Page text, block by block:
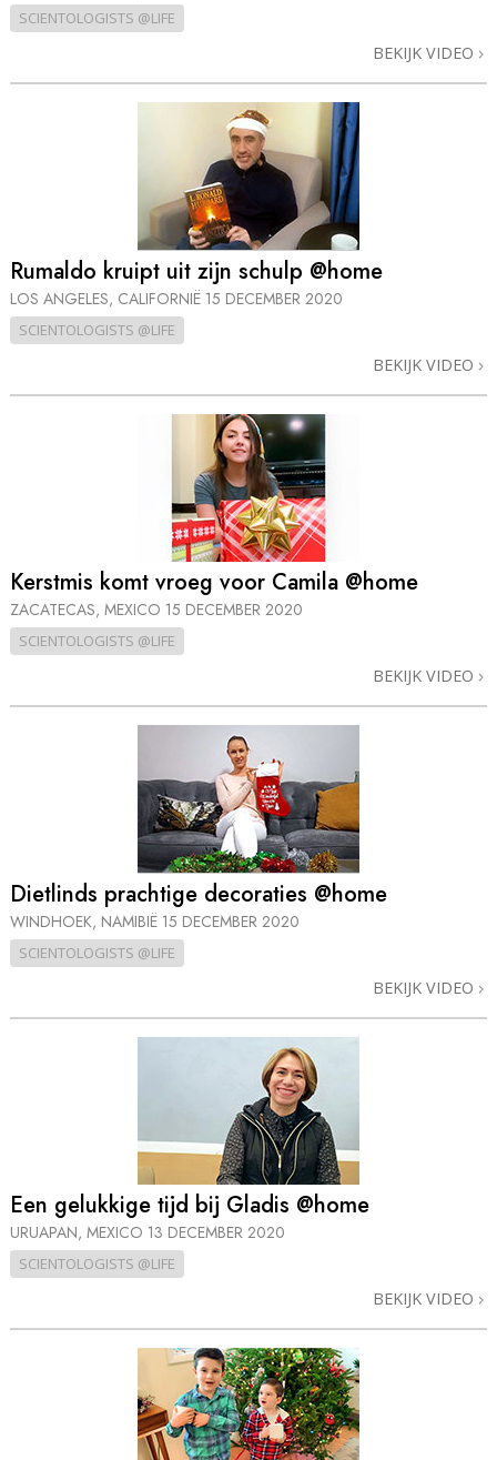
SCIENTOLOGISTS @LIFE
BEKIJK VIDEO
Rumaldo kruipt uit zijn schulp @home
LOS ANGELES, CALIFORNIË 15 DECEMBER 2020
SCIENTOLOGISTS @LIFE
BEKIJK VIDEO
Kerstmis komt vroeg voor Camila @home
ZACATECAS, MEXICO 15 DECEMBER 2020
SCIENTOLOGISTS @LIFE
BEKIJK VIDEO
Dietlinds prachtige decoraties @home
WINDHOEK, NAMIBIË 15 DECEMBER 2020
SCIENTOLOGISTS @LIFE
BEKIJK VIDEO
Een gelukkige tijd bij Gladis @home
URUAPAN, MEXICO 13 DECEMBER 2020
SCIENTOLOGISTS @LIFE
BEKIJK VIDEO